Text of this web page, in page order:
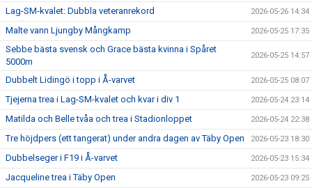
Lag-SM-kvalet: Dubbla veteranrekord 2026-05-26 14:34
Malte vann Ljungby Mångkamp 2026-05-25 17:35
Sebbe bästa svensk och Grace bästa kvinna i Spåret
5000m
2026-05-25 14:57
Dubbelt Lidingö i topp i Å-varvet 2026-05-25 08:07
Tjejerna trea i Lag-SM-kvalet och kvar i div 1 2026-05-24 23:14
Matilda och Belle tvåa och trea i Stadionloppet 2026-05-24 22:38
Tre höjdpers (ett tangerat) under andra dagen av Täby Open 2026-05-23 18:30
Dubbelseger i F19 i Å-varvet 2026-05-23 15:34
Jacqueline trea i Täby Open 2026-05-23 09:25